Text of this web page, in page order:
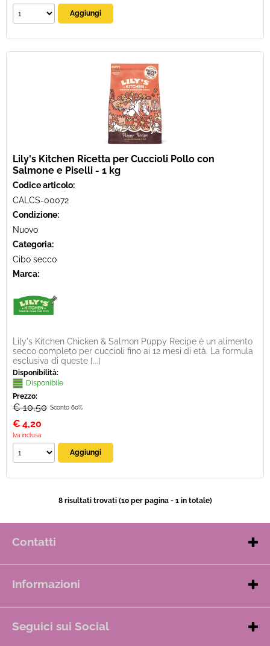
Lily's Kitchen Ricetta per Cuccioli Pollo con
Salmone e Piselli - 1 kg
Codice articolo:
CALCS-00072
Condizione:
Nuovo
Categoria:
Cibo secco
Marca:
Lily's Kitchen Chicken & Salmon Puppy Recipe è un alimento
secco completo per cuccioli fino ai 12 mesi di età. La formula
esclusiva di queste [...]
Disponibilità:
Disponibile
Prezzo:
€ 10,50 Sconto 60%
€ 4,20
Iva inclusa
8 risultati trovati (10 per pagina - 1 in totale)
Contatti
E-mail: info@rollypetstore.com
Informazioni
F.A.Q.
Seguici sui Social